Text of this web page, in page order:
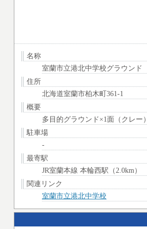
名称
室蘭市立港北中学校グラウンド
住所
北海道室蘭市柏木町361-1
概要
多目的グラウンド×1面（クレー）
駐車場
-
最寄駅
JR室蘭本線 本輪西駅（2.0km）
関連リンク
室蘭市立港北中学校